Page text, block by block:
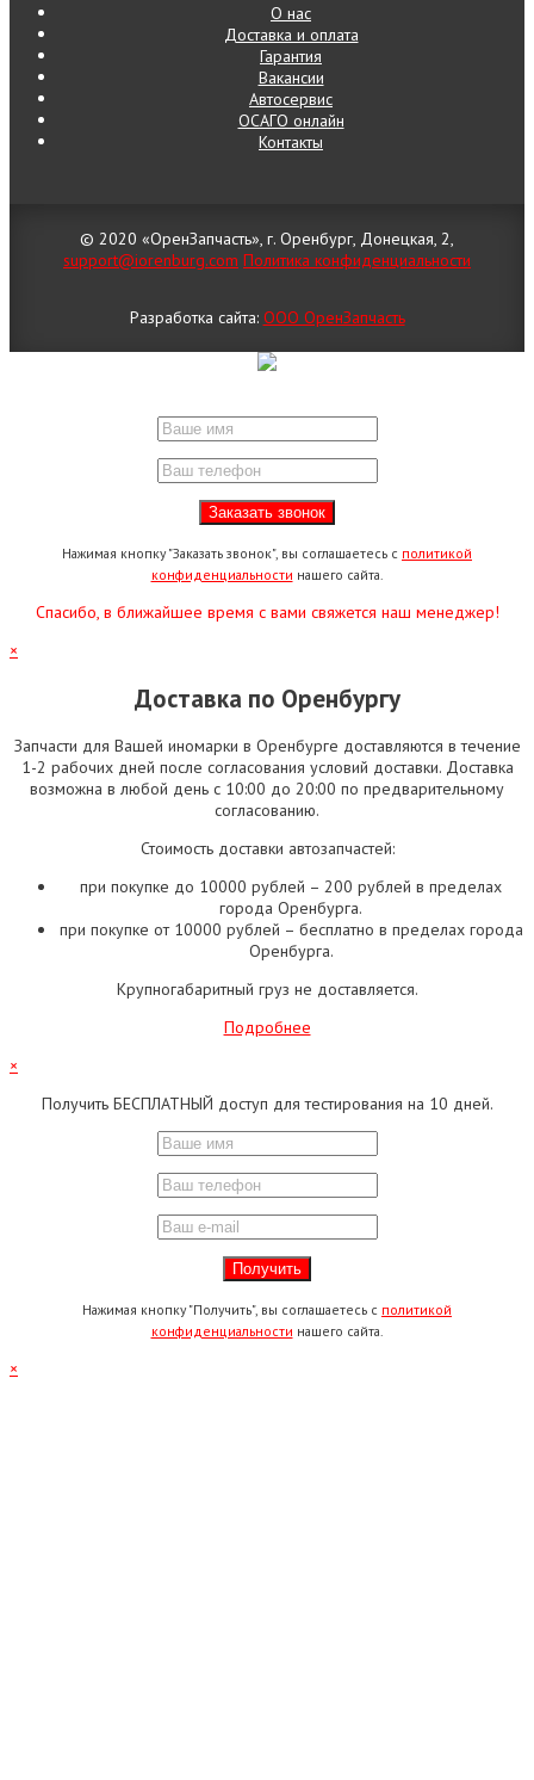
О нас
Доставка и оплата
Гарантия
Вакансии
Автосервис
ОСАГО онлайн
Контакты
© 2020 «ОренЗапчасть», г. Оренбург, Донецкая, 2,
support@iorenburg.com Политика конфиденциальности
Разработка сайта: ООО ОренЗапчасть
Нажимая кнопку "Заказать звонок", вы соглашаетесь с политикой
конфиденциальности нашего сайта.
Спасибо, в ближайшее время с вами свяжется наш менеджер!
×
Доставка по Оренбургу
Запчасти для Вашей иномарки в Оренбурге доставляются в течение
1-2 рабочих дней после согласования условий доставки. Доставка
возможна в любой день с 10:00 до 20:00 по предварительному
согласованию.
Стоимость доставки автозапчастей:
при покупке до 10000 рублей – 200 рублей в пределах
города Оренбурга.
при покупке от 10000 рублей – бесплатно в пределах города
Оренбурга.
Крупногабаритный груз не доставляется.
Подробнее
×
Получить БЕСПЛАТНЫЙ доступ для тестирования на 10 дней.
Нажимая кнопку "Получить", вы соглашаетесь с политикой
конфиденциальности нашего сайта.
×